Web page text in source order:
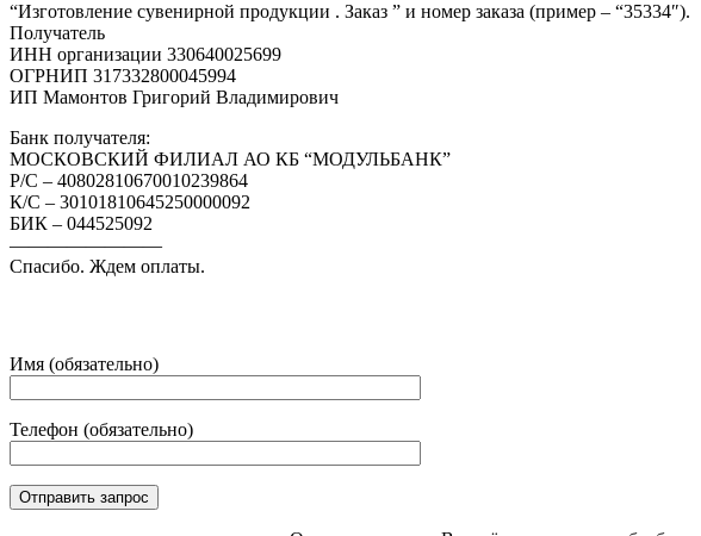
“Изготовление сувенирной продукции . Заказ ” и номер заказа (пример – “35334″).
Получатель
ИНН организации 330640025699
ОГРНИП 317332800045994
ИП Мамонтов Григорий Владимирович
Банк получателя:
МОСКОВСКИЙ ФИЛИАЛ АО КБ “МОДУЛЬБАНК”
Р/С – 40802810670010239864
К/С – 30101810645250000092
БИК – 044525092
————————
Спасибо. Ждем оплаты.
Имя (обязательно)
Телефон (обязательно)